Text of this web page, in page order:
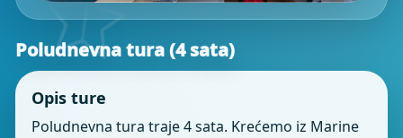
Poludnevna tura (4 sata)
Opis ture
Poludnevna tura traje 4 sata. Krećemo iz Marine